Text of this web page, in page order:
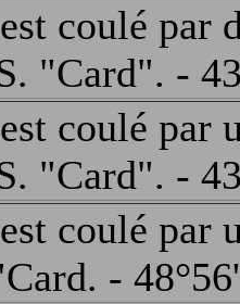
est coulé par
"Card". -
est coulé par
"Card". -
est coulé par
-